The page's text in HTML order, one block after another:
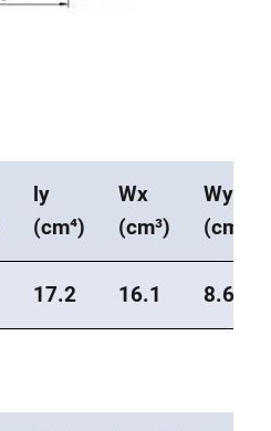
ly
(cm⁴)
Wx
(cm³)
Wy
(cm³)
17.2 16.1 8.6